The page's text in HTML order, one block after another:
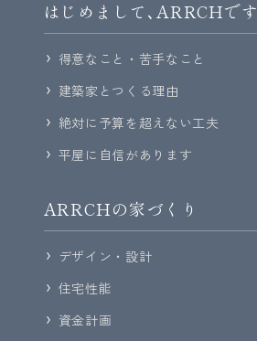
はじめまして､ARRCHです
得意なこと・苦手なこと
建築家とつくる理由
絶対に予算を超えない工夫
平屋に自信があります
ARRCHの家づくり
デザイン・設計
住宅性能
資金計画